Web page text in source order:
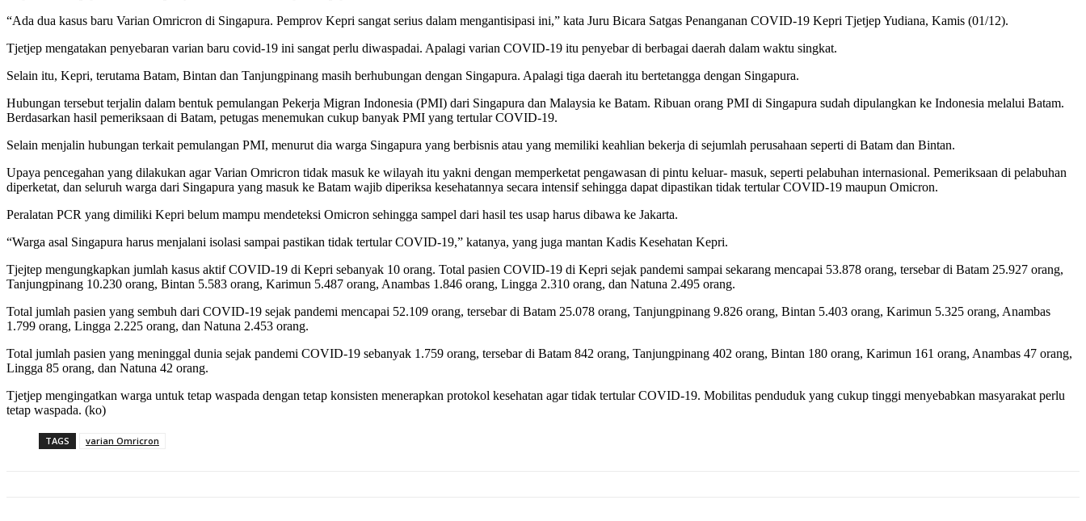
“Ada dua kasus baru Varian Omricron di Singapura. Pemprov Kepri sangat serius dalam mengantisipasi ini,” kata Juru Bicara Satgas Penanganan COVID-19 Kepri Tjetjep Yudiana, Kamis (01/12).
Tjetjep mengatakan penyebaran varian baru covid-19 ini sangat perlu diwaspadai. Apalagi varian COVID-19 itu penyebar di berbagai daerah dalam waktu singkat.
Selain itu, Kepri, terutama Batam, Bintan dan Tanjungpinang masih berhubungan dengan Singapura. Apalagi tiga daerah itu bertetangga dengan Singapura.
Hubungan tersebut terjalin dalam bentuk pemulangan Pekerja Migran Indonesia (PMI) dari Singapura dan Malaysia ke Batam. Ribuan orang PMI di Singapura sudah dipulangkan ke Indonesia melalui Batam.
Berdasarkan hasil pemeriksaan di Batam, petugas menemukan cukup banyak PMI yang tertular COVID-19.
Selain menjalin hubungan terkait pemulangan PMI, menurut dia warga Singapura yang berbisnis atau yang memiliki keahlian bekerja di sejumlah perusahaan seperti di Batam dan Bintan.
Upaya pencegahan yang dilakukan agar Varian Omricron tidak masuk ke wilayah itu yakni dengan memperketat pengawasan di pintu keluar- masuk, seperti pelabuhan internasional. Pemeriksaan di pelabuhan
diperketat, dan seluruh warga dari Singapura yang masuk ke Batam wajib diperiksa kesehatannya secara intensif sehingga dapat dipastikan tidak tertular COVID-19 maupun Omicron.
Peralatan PCR yang dimiliki Kepri belum mampu mendeteksi Omicron sehingga sampel dari hasil tes usap harus dibawa ke Jakarta.
“Warga asal Singapura harus menjalani isolasi sampai pastikan tidak tertular COVID-19,” katanya, yang juga mantan Kadis Kesehatan Kepri.
Tjejtep mengungkapkan jumlah kasus aktif COVID-19 di Kepri sebanyak 10 orang. Total pasien COVID-19 di Kepri sejak pandemi sampai sekarang mencapai 53.878 orang, tersebar di Batam 25.927 orang,
Tanjungpinang 10.230 orang, Bintan 5.583 orang, Karimun 5.487 orang, Anambas 1.846 orang, Lingga 2.310 orang, dan Natuna 2.495 orang.
Total jumlah pasien yang sembuh dari COVID-19 sejak pandemi mencapai 52.109 orang, tersebar di Batam 25.078 orang, Tanjungpinang 9.826 orang, Bintan 5.403 orang, Karimun 5.325 orang, Anambas
1.799 orang, Lingga 2.225 orang, dan Natuna 2.453 orang.
Total jumlah pasien yang meninggal dunia sejak pandemi COVID-19 sebanyak 1.759 orang, tersebar di Batam 842 orang, Tanjungpinang 402 orang, Bintan 180 orang, Karimun 161 orang, Anambas 47 orang,
Lingga 85 orang, dan Natuna 42 orang.
Tjetjep mengingatkan warga untuk tetap waspada dengan tetap konsisten menerapkan protokol kesehatan agar tidak tertular COVID-19. Mobilitas penduduk yang cukup tinggi menyebabkan masyarakat perlu
tetap waspada. (ko)
TAGS varian Omricron